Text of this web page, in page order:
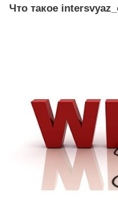
Что такое